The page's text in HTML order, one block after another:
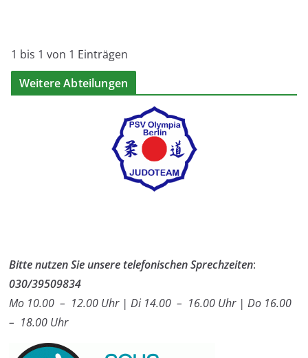
1 bis 1 von 1 Einträgen
Weitere Abteilungen
Bitte nutzen Sie unsere telefonischen Sprechzeiten:
030/39509834
Mo 10.00 – 12.00 Uhr | Di 14.00 – 16.00 Uhr | Do 16.00
– 18.00 Uhr